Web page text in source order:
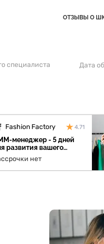
ОТЗЫВЫ О
специалиста Дата
Fashion Factory 4.71
менеджер - 5 дней
развития вашего
нет